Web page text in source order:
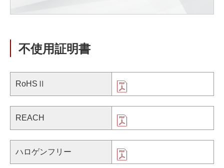
不使用証明書
RoHSⅡ
REACH
ハロゲンフリー